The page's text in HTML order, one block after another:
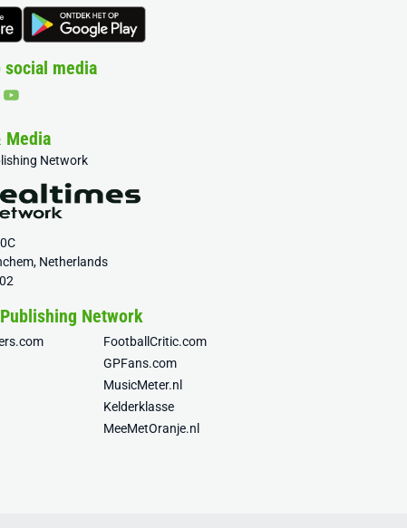
media
Media
Network
Netherlands
Network
FootballCritic.com
GPFans.com
MusicMeter.nl
Kelderklasse
MeeMetOranje.nl